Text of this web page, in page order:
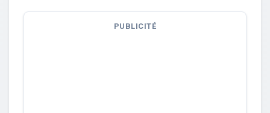
PUBLICITÉ